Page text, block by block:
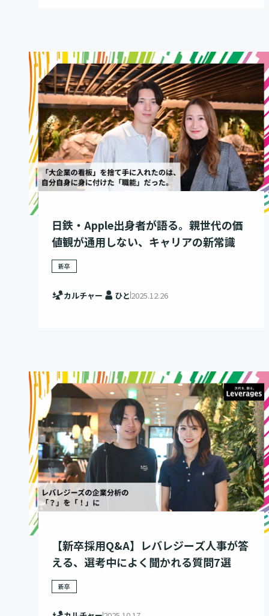
日鉄・Apple出身者が語る。親世代の価
値観が通用しない、キャリアの新常識
新卒
カルチャー ひと 2025.12.26
【新卒採用Q&A】レバレジーズ人事が答
える、選考中によく聞かれる質問7選
新卒